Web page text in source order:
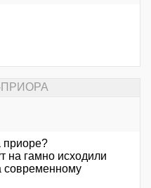
ПРИОРА
приоре?
на гамно исходили
современному